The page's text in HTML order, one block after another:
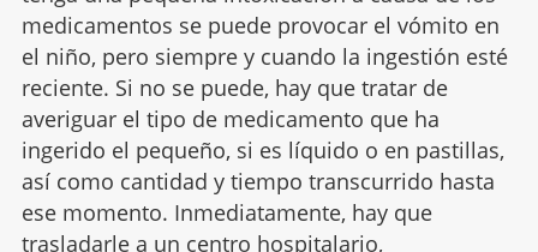
medicamentos se puede provocar el vómito en
el niño, pero siempre y cuando la ingestión esté
reciente. Si no se puede, hay que tratar de
averiguar el tipo de medicamento que ha
ingerido el pequeño, si es líquido o en pastillas,
así como cantidad y tiempo transcurrido hasta
ese momento. Inmediatamente, hay que
trasladarle a un centro hospitalario,